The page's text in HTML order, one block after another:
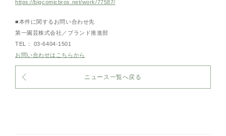
https://bigcomicbros.net/work/77587/
■本件に関するお問い合わせ先
第一園芸株式会社／ブランド推進部
TEL： 03-6404-1501
お問い合わせはこちらから
ニュース一覧へ戻る